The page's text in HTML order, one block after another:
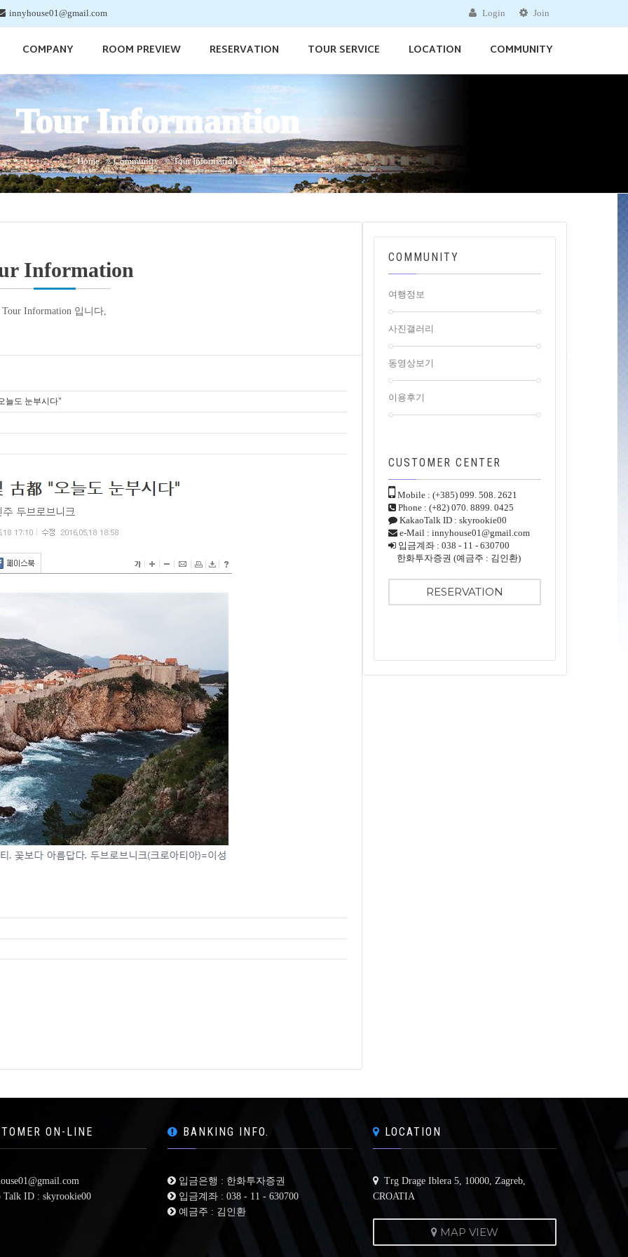
innyhouse01@gmail.com Login Join
COMPANY ROOM PREVIEW RESERVATION TOUR SERVICE LOCATION COMMUNITY
Tour Informantion
Home Community Tour Information
Information
Tour Information 입니다,
늘도 눈부시다"
COMMUNITY
여행정보
사진갤러리
동영상보기
이용후기
CUSTOMER CENTER
Mobile : (+385) 099. 508. 2621
Phone : (+82) 070. 8899. 0425
KakaoTalk ID : skyrookie00
e-Mail : innyhouse01@gmail.com
입금계좌 : 038 - 11 - 630700
한화투자증권 (예금주 : 김인환)
RESERVATION
ON-LINE
ID : skyrookie00
BANKING INFO.
입금은행 : 한화투자증권
입금계좌 : 038 - 11 - 630700
예금주 : 김인환
LOCATION
Trg Drage Iblera 5, 10000, Zagreb,
CROATIA
MAP VIEW